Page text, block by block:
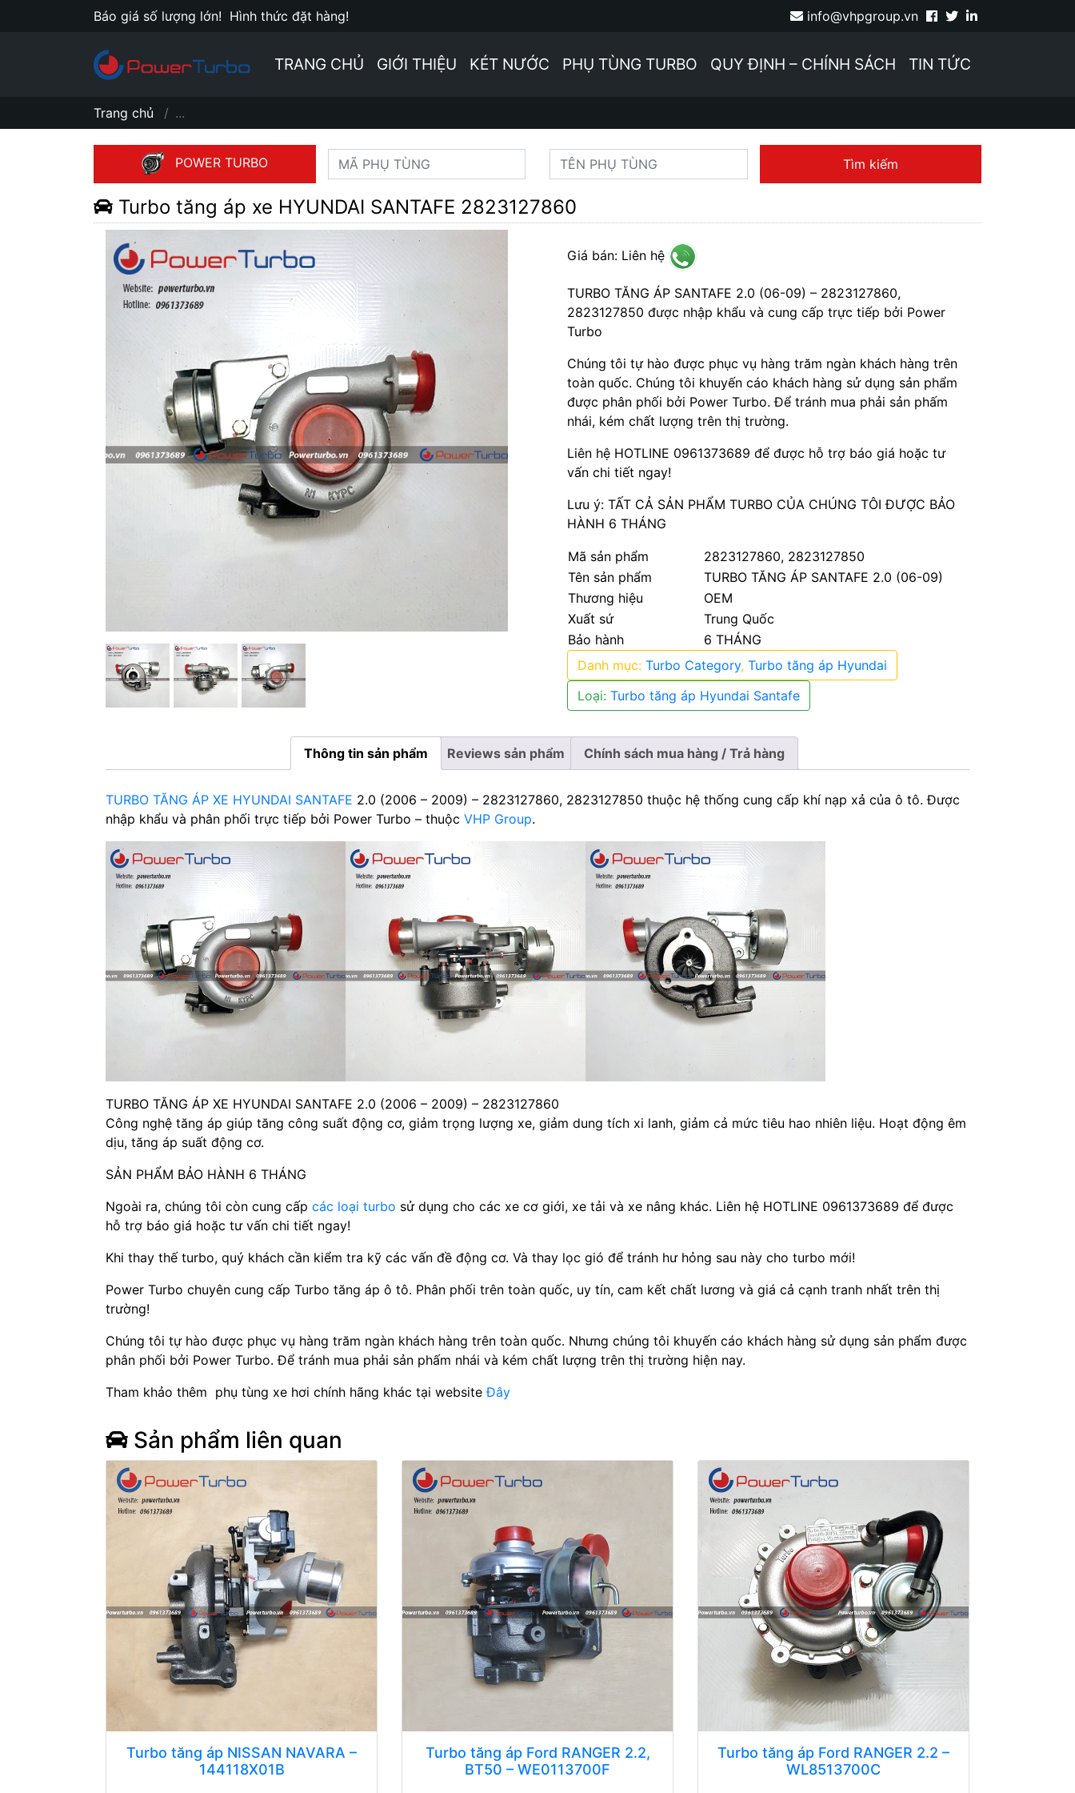
Báo giá số lượng lớn! Hình thức đặt hàng! info@vhpgroup.vn
TRANG CHỦ GIỚI THIỆU KÉT NƯỚC PHỤ TÙNG TURBO QUY ĐỊNH – CHÍNH SÁCH TIN TỨC
Trang chủ ...
POWER TURBO Tìm kiếm
Turbo tăng áp xe HYUNDAI SANTAFE 2823127860
Giá bán: Liên hệ
TURBO TĂNG ÁP SANTAFE 2.0 (06-09) – 2823127860,
2823127850 được nhập khẩu và cung cấp trực tiếp bởi Power
Turbo
Chúng tôi tự hào được phục vụ hàng trăm ngàn khách hàng trên
toàn quốc. Chúng tôi khuyến cáo khách hàng sử dụng sản phẩm
được phân phối bởi Power Turbo. Để tránh mua phải sản phấm
nhái, kém chất lượng trên thị trường.
Liên hệ HOTLINE 0961373689 để được hỗ trợ báo giá hoặc tư
vấn chi tiết ngay!
Lưu ý: TẤT CẢ SẢN PHẨM TURBO CỦA CHÚNG TÔI ĐƯỢC BẢO
HÀNH 6 THÁNG
Mã sản phẩm
2823127860, 2823127850
Tên sản phẩm
TURBO TĂNG ÁP SANTAFE 2.0 (06-09)
Thương hiệu
OEM
Xuất sứ
Trung Quốc
Bảo hành
6 THÁNG
Danh mục:Turbo Category,Turbo tăng áp Hyundai
Loại:Turbo tăng áp Hyundai Santafe
Thông tin sản phẩm Reviews sản phẩm Chính sách mua hàng / Trả hàng
TURBO TĂNG ÁP XE HYUNDAI SANTAFE 2.0 (2006 – 2009) – 2823127860, 2823127850 thuộc hệ thống cung cấp khí nạp xả của ô tô. Được
nhập khẩu và phân phối trực tiếp bởi Power Turbo – thuộc VHP Group.
TURBO TĂNG ÁP XE HYUNDAI SANTAFE 2.0 (2006 – 2009) – 2823127860
Công nghệ tăng áp giúp tăng công suất động cơ, giảm trọng lượng xe, giảm dung tích xi lanh, giảm cả mức tiêu hao nhiên liệu. Hoạt động êm
dịu, tăng áp suất động cơ.
SẢN PHẨM BẢO HÀNH 6 THÁNG
Ngoài ra, chúng tôi còn cung cấp các loại turbo sử dụng cho các xe cơ giới, xe tải và xe nâng khác. Liên hệ HOTLINE 0961373689 để được
hỗ trợ báo giá hoặc tư vấn chi tiết ngay!
Khi thay thế turbo, quý khách cần kiểm tra kỹ các vấn đề động cơ. Và thay lọc gió để tránh hư hỏng sau này cho turbo mới!
Power Turbo chuyên cung cấp Turbo tăng áp ô tô. Phân phối trên toàn quốc, uy tín, cam kết chất lương và giá cả cạnh tranh nhất trên thị
trường!
Chúng tôi tự hào được phục vụ hàng trăm ngàn khách hàng trên toàn quốc. Nhưng chúng tôi khuyến cáo khách hàng sử dụng sản phẩm được
phân phối bởi Power Turbo. Để tránh mua phải sản phấm nhái và kém chất lượng trên thị trường hiện nay.
Tham khảo thêm phụ tùng xe hơi chính hãng khác tại websiteĐây
Sản phẩm liên quan
Turbo tăng áp NISSAN NAVARA –
144118X01B
Turbo tăng áp Ford RANGER 2.2,
BT50 – WE0113700F
Turbo tăng áp Ford RANGER 2.2 –
WL8513700C